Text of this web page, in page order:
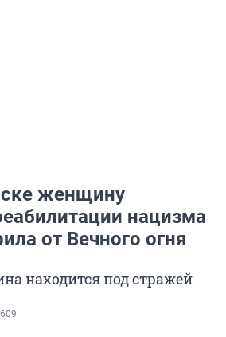
женщину
нацизма
от Вечного огня
находится под стражей